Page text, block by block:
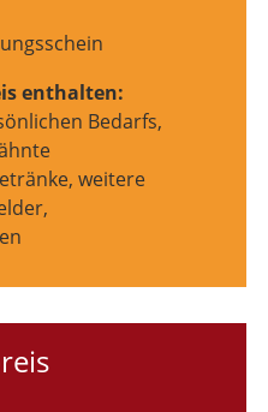
enthalten:
Bedarfs,
weitere